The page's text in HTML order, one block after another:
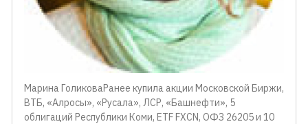
Марина ГоликоваРанее купила акции Московской Биржи,
ВТБ, «Алросы», «Русала», ЛСР, «Башнефти», 5
облигаций Республики Коми, ETF FXCN, ОФЗ 26205 и 10